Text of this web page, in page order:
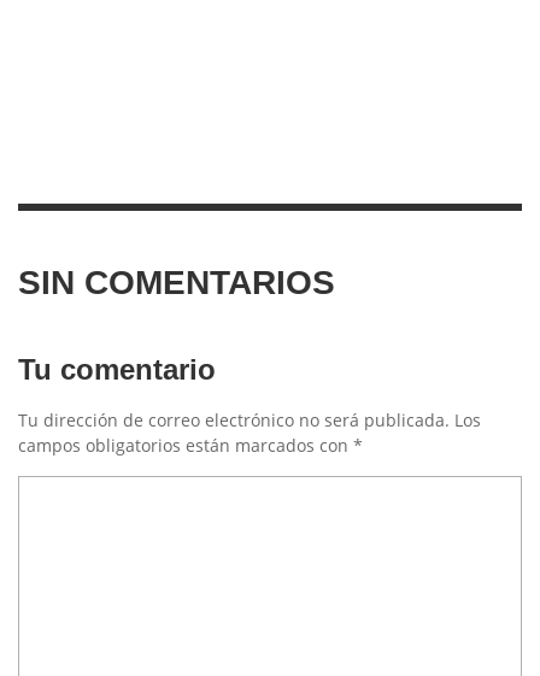
SIN COMENTARIOS
Tu comentario
Tu dirección de correo electrónico no será publicada. Los
campos obligatorios están marcados con *